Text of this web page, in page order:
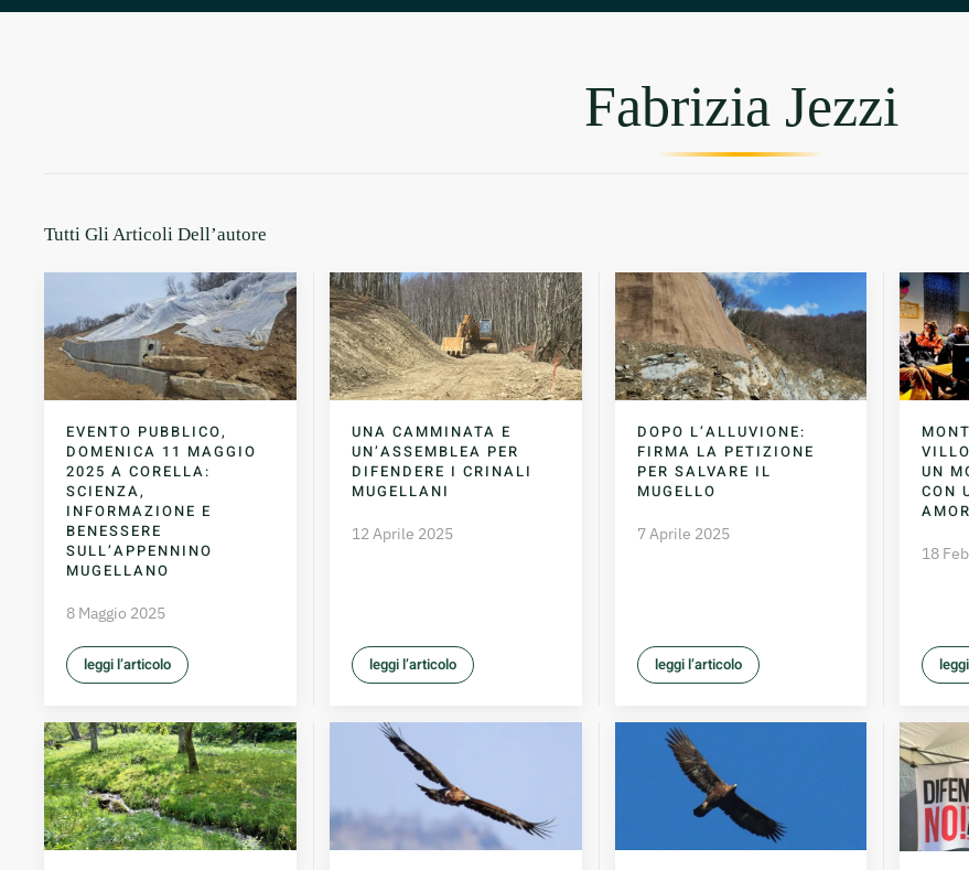
Fabrizia Jezzi
Tutti Gli Articoli Dell’autore
EVENTO PUBBLICO,
DOMENICA 11 MAGGIO
2025 A CORELLA:
SCIENZA,
INFORMAZIONE E
BENESSERE
SULL’APPENNINO
MUGELLANO
8 Maggio 2025
leggi l’articolo
UNA CAMMINATA E
UN’ASSEMBLEA PER
DIFENDERE I CRINALI
MUGELLANI
12 Aprile 2025
leggi l’articolo
DOPO L’ALLUVIONE:
FIRMA LA PETIZIONE
PER SALVARE IL
MUGELLO
7 Aprile 2025
leggi l’articolo
UN
CON
18